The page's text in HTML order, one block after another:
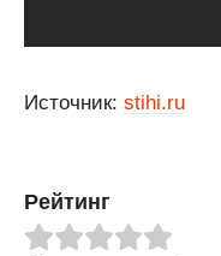
Источник: stihi.ru
Рейтинг